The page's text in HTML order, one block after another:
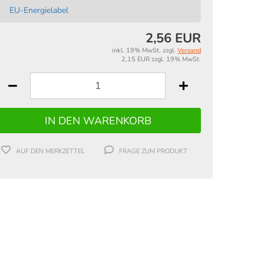
EU-Energielabel
2,56 EUR
inkl. 19% MwSt. zzgl. Versand
2,15 EUR zzgl. 19% MwSt.
AUF DEN MERKZETTEL FRAGE ZUM PRODUKT